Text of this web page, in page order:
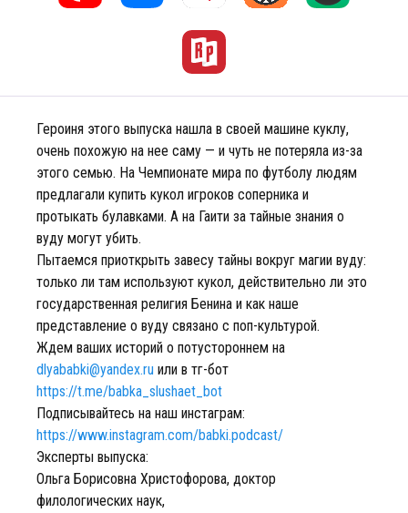
Героиня этого выпуска нашла в своей машине куклу,
очень похожую на нее саму — и чуть не потеряла из-за
этого семью. На Чемпионате мира по футболу людям
предлагали купить кукол игроков соперника и
протыкать булавками. А на Гаити за тайные знания о
вуду могут убить.
Пытаемся приоткрыть завесу тайны вокруг магии вуду:
только ли там используют кукол, действительно ли это
государственная религия Бенина и как наше
представление о вуду связано с поп-культурой.
Ждем ваших историй о потустороннем на
dlyababki@yandex.ru или в тг-бот
https://t.me/babka_slushaet_bot
Подписывайтесь на наш инстаграм:
https://www.instagram.com/babki.podcast/
Эксперты выпуска:
Ольга Борисовна Христофорова, доктор
филологических наук,